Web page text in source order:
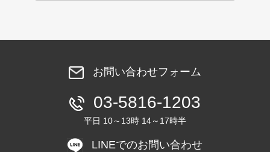
お問い合わせフォーム
03-5816-1203
平日 10～13時 14～17時半
LINEでのお問い合わせ